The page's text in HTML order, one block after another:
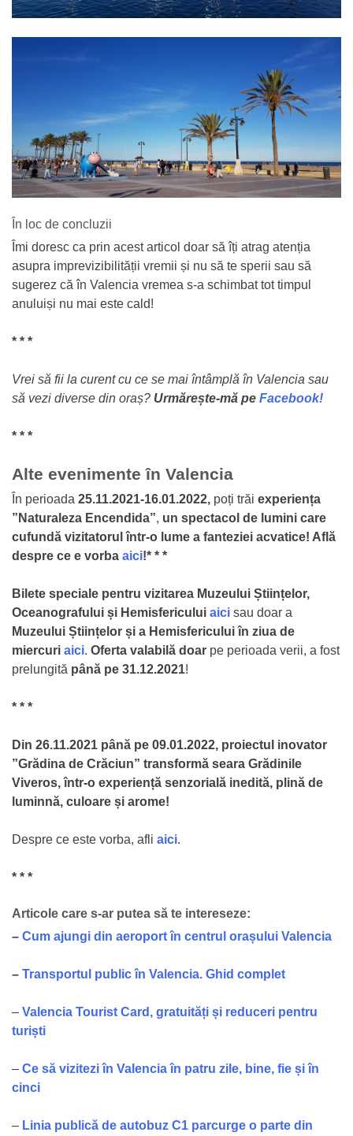
În loc de concluzii
Îmi doresc ca prin acest articol doar să îți atrag atenția
asupra imprevizibilității vremii și nu să te sperii sau să
sugerez că în Valencia vremea s-a schimbat tot timpul
anuluiși nu mai este cald!
* * *
Vrei să fii la curent cu ce se mai întâmplă în Valencia sau
să vezi diverse din oraș? Urmărește-mă pe Facebook!
* * *
Alte evenimente în Valencia
În perioada 25.11.2021-16.01.2022, poți trăi experiența
”Naturaleza Encendida”, un spectacol de lumini care
cufundă vizitatorul într-o lume a fanteziei acvatice! Află
despre ce e vorba aici!* * *
Bilete speciale pentru vizitarea Muzeului Științelor,
Oceanografului și Hemisfericului aici sau doar a
Muzeului Științelor și a Hemisfericului în ziua de
miercuri aici. Oferta valabilă doar pe perioada verii, a fost
prelungită până pe 31.12.2021!
* * *
Din 26.11.2021 până pe 09.01.2022, proiectul inovator
”Grădina de Crăciun” transformă seara Grădinile
Viveros, într-o experiență senzorială inedită, plină de
luminnă, culoare și arome!
Despre ce este vorba, afli aici.
* * *
Articole care s-ar putea să te intereseze:
– Cum ajungi din aeroport în centrul orașului Valencia
– Transportul public în Valencia. Ghid complet
– Valencia Tourist Card, gratuități și reduceri pentru
turiști
– Ce să vizitezi în Valencia în patru zile, bine, fie și în
cinci
– Linia publică de autobuz C1 parcurge o parte din